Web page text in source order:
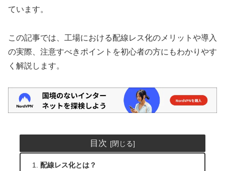
ています。
この記事では、工場における配線レス化のメリットや導入
の実際、注意すべきポイントを初心者の方にもわかりやす
く解説します。
目次
配線レス化とは？